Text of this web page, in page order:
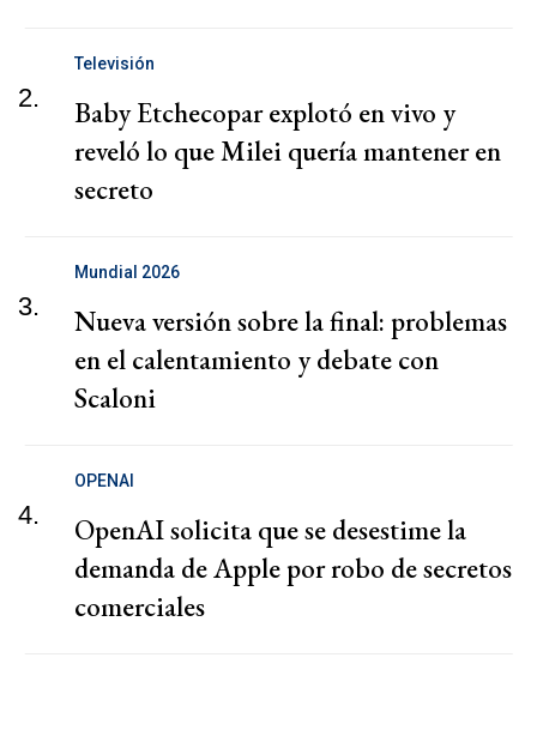
2.
Televisión
Baby Etchecopar explotó en vivo y
reveló lo que Milei quería mantener en
secreto
3.
Mundial 2026
Nueva versión sobre la final: problemas
en el calentamiento y debate con
Scaloni
4.
OPENAI
OpenAI solicita que se desestime la
demanda de Apple por robo de secretos
comerciales